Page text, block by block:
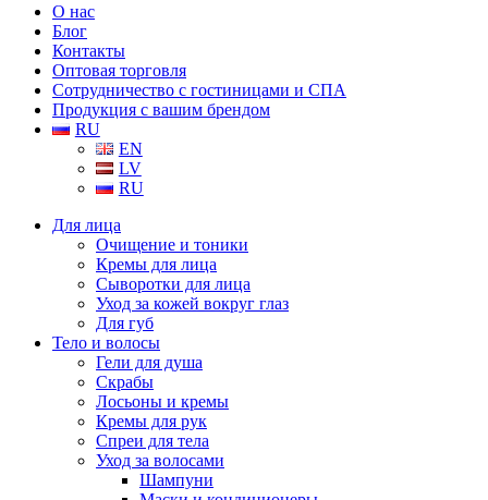
О нас
Блог
Контакты
Оптовая торговля
Сотрудничество с гостиницами и СПА
Продукция с вашим брендом
RU
EN
LV
RU
Для лица
Очищение и тоники
Кремы для лица
Сыворотки для лица
Уход за кожей вокруг глаз
Для губ
Тело и волосы
Гели для душа
Скрабы
Лосьоны и кремы
Кремы для рук
Спреи для тела
Уход за волосами
Шампуни